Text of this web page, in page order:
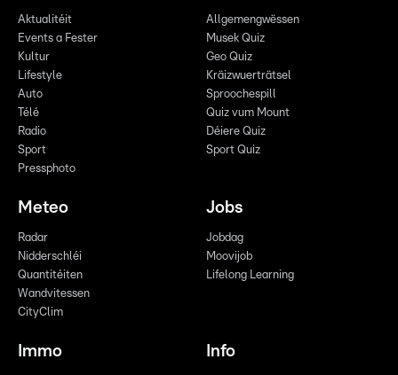
Aktualitéit
Events a Fester
Kultur
Lifestyle
Auto
Télé
Radio
Sport
Pressphoto
Allgemengwëssen
Musek Quiz
Geo Quiz
Kräizwuerträtsel
Sproochespill
Quiz vum Mount
Déiere Quiz
Sport Quiz
Meteo
Radar
Nidderschléi
Quantitéiten
Wandvitessen
CityClim
Jobs
Jobdag
Moovijob
Lifelong Learning
Immo Info